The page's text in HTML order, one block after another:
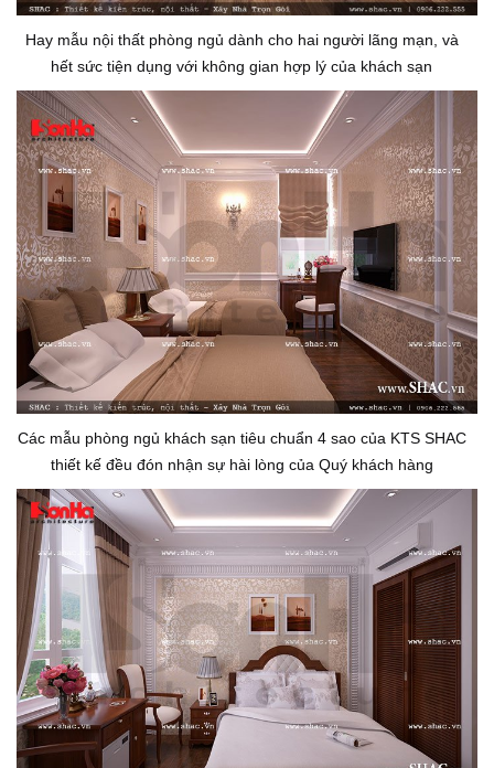
Hay mẫu nội thất phòng ngủ dành cho hai người lãng mạn, và
hết sức tiện dụng với không gian hợp lý của khách sạn
Các mẫu phòng ngủ khách sạn tiêu chuẩn 4 sao của KTS SHAC
thiết kế đều đón nhận sự hài lòng của Quý khách hàng